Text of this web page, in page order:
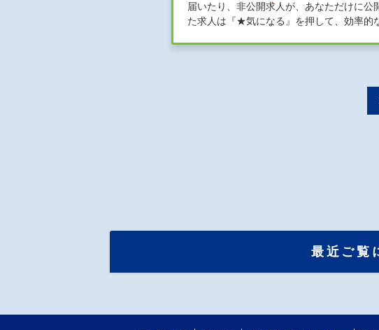
届いたり、非公開求人が、あなただけに
た求人は『★気になる』を押して、効率的
最近ご覧